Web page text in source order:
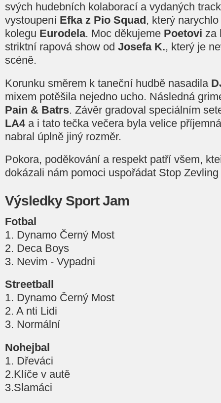
svých hudebních kolaborací a vydaných
vystoupení Efka z Pio Squad, který
kolegu Eurodela. Moc děkujeme Poetovi za
striktní rapová show od Josefa K., který je
scéně.
Korunku směrem k taneční hudbě nasadila
mixem potěšila nejedno ucho. Následná
Pain & Batrs. Závěr gradoval speciálním
LA4a i tato tečka večera byla velice
nabral úplně jiný rozměr.
Pokora, poděkování a respekt patří všem,
dokázali nám pomoci uspořádat Stop
Výsledky Sport Jam
Fotbal
1. Dynamo Černý Most
2. Deca Boys
3. Nevim - Vypadni
Streetball
1. Dynamo Černý Most
2. A nti Lidi
3. Normální
Nohejbal
1. Dřeváci
2.Klíče v autě
3.Slamáci